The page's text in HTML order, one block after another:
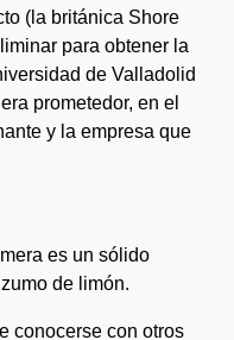
(la británica Shore
para obtener la
de Valladolid
prometedor, en el
y la empresa que
es un sólido
de limón.
conocerse con otros